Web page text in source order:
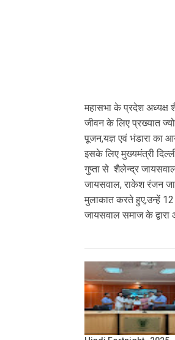
महासभा के प्रदेश अध्यक्ष
जीवन के लिए प्रख्यात
पूजन,यज्ञ एवं भंडारा का
इसके लिए मुख्यमंत्री
गुप्ता से शैलेन्द्र
जायसवाल, राकेश रंजन
मुलाकात करते हुए,उन्हें
जायसवाल समाज के